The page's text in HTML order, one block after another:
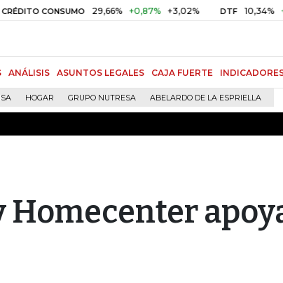
CONSUMO 29,66% +0,87% +3,02% DTF 10,34% +0,10%
ANÁLISIS ASUNTOS LEGALES CAJA FUERTE
HOGAR GRUPO NUTRESA ABELARDO DE LA ESPRIELLA
Homecenter